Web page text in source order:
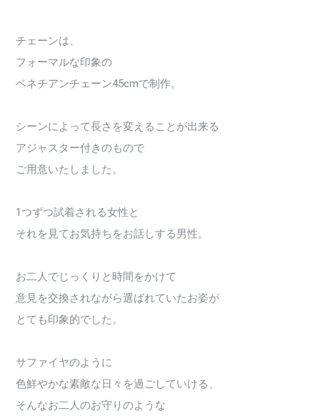
チェーンは、
フォーマルな印象の
ベネチアンチェーン45cmで制作。
シーンによって長さを変えることが出来る
アジャスター付きのもので
ご用意いたしました。
1つずつ試着される女性と
それを見てお気持ちをお話しする男性。
お二人でじっくりと時間をかけて
意見を交換されながら選ばれていたお姿が
とても印象的でした。
サファイヤのように
色鮮やかな素敵な日々を過ごしていける、
そんなお二人のお守りのような